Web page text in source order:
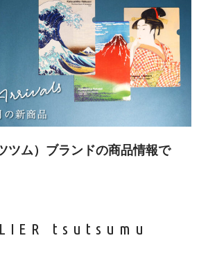
ツム）ブランドの商品情報で
tsutsumu